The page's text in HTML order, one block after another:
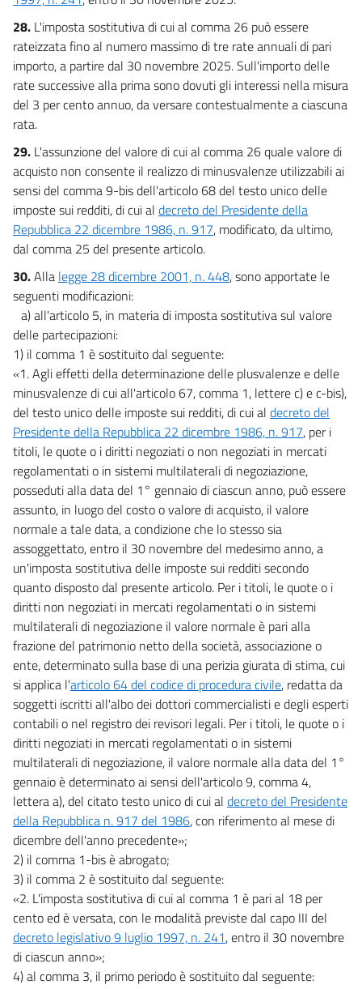
28. L'imposta sostitutiva di cui al comma 26 può essere
rateizzata fino al numero massimo di tre rate annuali di pari
importo, a partire dal 30 novembre 2025. Sull'importo delle
rate successive alla prima sono dovuti gli interessi nella misura
del 3 per cento annuo, da versare contestualmente a ciascuna
rata.
29. L'assunzione del valore di cui al comma 26 quale valore di
acquisto non consente il realizzo di minusvalenze utilizzabili ai
sensi del comma 9-bis dell'articolo 68 del testo unico delle
imposte sui redditi, di cui al decreto del Presidente della
Repubblica 22 dicembre 1986, n. 917, modificato, da ultimo,
dal comma 25 del presente articolo.
30.Alla legge 28 dicembre 2001, n. 448, sono apportate le
seguenti modificazioni:
a) all'articolo 5, in materia di imposta sostitutiva sul valore
delle partecipazioni:
1) il comma 1 è sostituito dal seguente:
«1. Agli effetti della determinazione delle plusvalenze e delle
minusvalenze di cui all'articolo 67, comma 1, lettere c) e c-bis),
del testo unico delle imposte sui redditi, di cui al decreto del
Presidente della Repubblica 22 dicembre 1986, n. 917, per i
titoli, le quote o i diritti negoziati o non negoziati in mercati
regolamentati o in sistemi multilaterali di negoziazione,
posseduti alla data del 1° gennaio di ciascun anno, può essere
assunto, in luogo del costo o valore di acquisto, il valore
normale a tale data, a condizione che lo stesso sia
assoggettato, entro il 30 novembre del medesimo anno, a
un'imposta sostitutiva delle imposte sui redditi secondo
quanto disposto dal presente articolo. Per i titoli, le quote o i
diritti non negoziati in mercati regolamentati o in sistemi
multilaterali di negoziazione il valore normale è pari alla
frazione del patrimonio netto della società, associazione o
ente, determinato sulla base di una perizia giurata di stima, cui
si applica l'articolo 64 del codice di procedura civile, redatta da
soggetti iscritti all'albo dei dottori commercialisti e degli esperti
contabili o nel registro dei revisori legali. Per i titoli, le quote o i
diritti negoziati in mercati regolamentati o in sistemi
multilaterali di negoziazione, il valore normale alla data del 1°
gennaio è determinato ai sensi dell'articolo 9, comma 4,
lettera a), del citato testo unico di cui al decreto del Presidente
della Repubblica n. 917 del 1986, con riferimento al mese di
dicembre dell'anno precedente»;
2) il comma 1-bis è abrogato;
3) il comma 2 è sostituito dal seguente:
«2. L'imposta sostitutiva di cui al comma 1 è pari al 18 per
cento ed è versata, con le modalità previste dal capo III del
decreto legislativo 9 luglio 1997, n. 241, entro il 30 novembre
di ciascun anno»;
4) al comma 3, il primo periodo è sostituito dal seguente: